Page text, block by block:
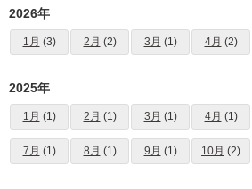
2026年
1月 (3) 2月 (2) 3月 (1) 4月 (2)
2025年
1月 (1) 2月 (1) 3月 (1) 4月 (1)
7月 (1) 8月 (1) 9月 (1) 10月 (2)